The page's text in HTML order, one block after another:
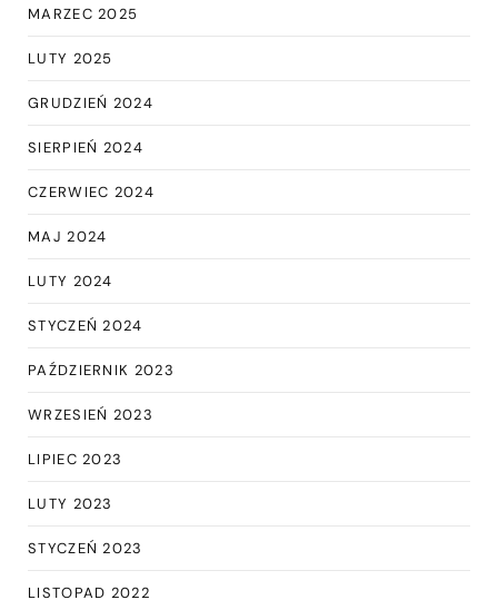
MARZEC 2025
LUTY 2025
GRUDZIEŃ 2024
SIERPIEŃ 2024
CZERWIEC 2024
MAJ 2024
LUTY 2024
STYCZEŃ 2024
PAŹDZIERNIK 2023
WRZESIEŃ 2023
LIPIEC 2023
LUTY 2023
STYCZEŃ 2023
LISTOPAD 2022